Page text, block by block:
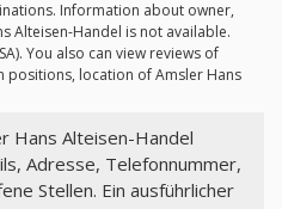
Information about owner,
Alteisen-Handel is not available.
You also can view reviews of
positions, location of Amsler Hans
Hans Alteisen-Handel
Adresse, Telefonnummer,
Stellen. Ein ausführlicher